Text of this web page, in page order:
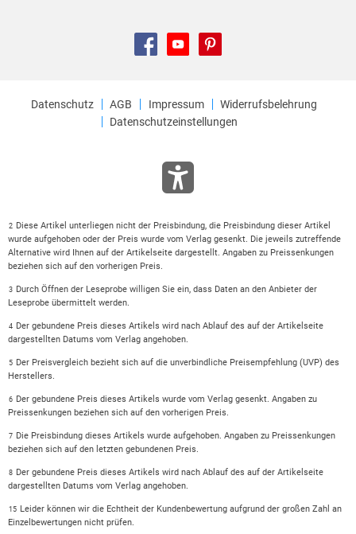
Datenschutz AGB Impressum
Widerrufsbelehrung
Datenschutzeinstellungen
2 Diese Artikel unterliegen nicht der Preisbindung, die Preisbindung dieser Artikel
wurde aufgehoben oder der Preis wurde vom Verlag gesenkt. Die jeweils zutreffende
Alternative wird Ihnen auf der Artikelseite dargestellt. Angaben zu Preissenkungen
beziehen sich auf den vorherigen Preis.
3 Durch Öffnen der Leseprobe willigen Sie ein, dass Daten an den Anbieter der
Leseprobe übermittelt werden.
4 Der gebundene Preis dieses Artikels wird nach Ablauf des auf der Artikelseite
dargestellten Datums vom Verlag angehoben.
5 Der Preisvergleich bezieht sich auf die unverbindliche Preisempfehlung (UVP) des
Herstellers.
6 Der gebundene Preis dieses Artikels wurde vom Verlag gesenkt. Angaben zu
Preissenkungen beziehen sich auf den vorherigen Preis.
7 Die Preisbindung dieses Artikels wurde aufgehoben. Angaben zu Preissenkungen
beziehen sich auf den letzten gebundenen Preis.
8 Der gebundene Preis dieses Artikels wird nach Ablauf des auf der Artikelseite
dargestellten Datums vom Verlag angehoben.
15 Leider können wir die Echtheit der Kundenbewertung aufgrund der großen Zahl an
Einzelbewertungen nicht prüfen.